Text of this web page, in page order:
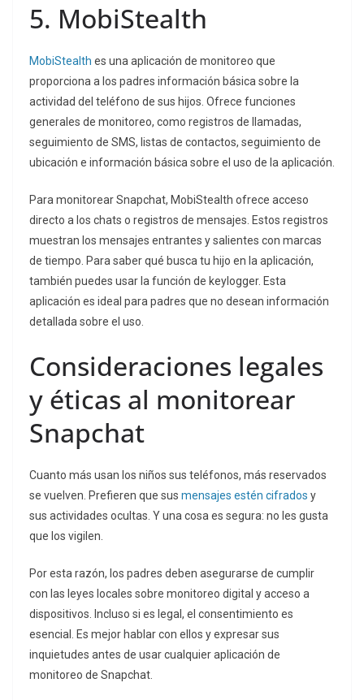
5. MobiStealth
MobiStealth es una aplicación de monitoreo que
proporciona a los padres información básica sobre la
actividad del teléfono de sus hijos. Ofrece funciones
generales de monitoreo, como registros de llamadas,
seguimiento de SMS, listas de contactos, seguimiento de
ubicación e información básica sobre el uso de la aplicación.
Para monitorear Snapchat, MobiStealth ofrece acceso
directo a los chats o registros de mensajes. Estos registros
muestran los mensajes entrantes y salientes con marcas
de tiempo. Para saber qué busca tu hijo en la aplicación,
también puedes usar la función de keylogger. Esta
aplicación es ideal para padres que no desean información
detallada sobre el uso.
Consideraciones legales
y éticas al monitorear
Snapchat
Cuanto más usan los niños sus teléfonos, más reservados
se vuelven. Prefieren que sus mensajes estén cifrados y
sus actividades ocultas. Y una cosa es segura: no les gusta
que los vigilen.
Por esta razón, los padres deben asegurarse de cumplir
con las leyes locales sobre monitoreo digital y acceso a
dispositivos. Incluso si es legal, el consentimiento es
esencial. Es mejor hablar con ellos y expresar sus
inquietudes antes de usar cualquier aplicación de
monitoreo de Snapchat.